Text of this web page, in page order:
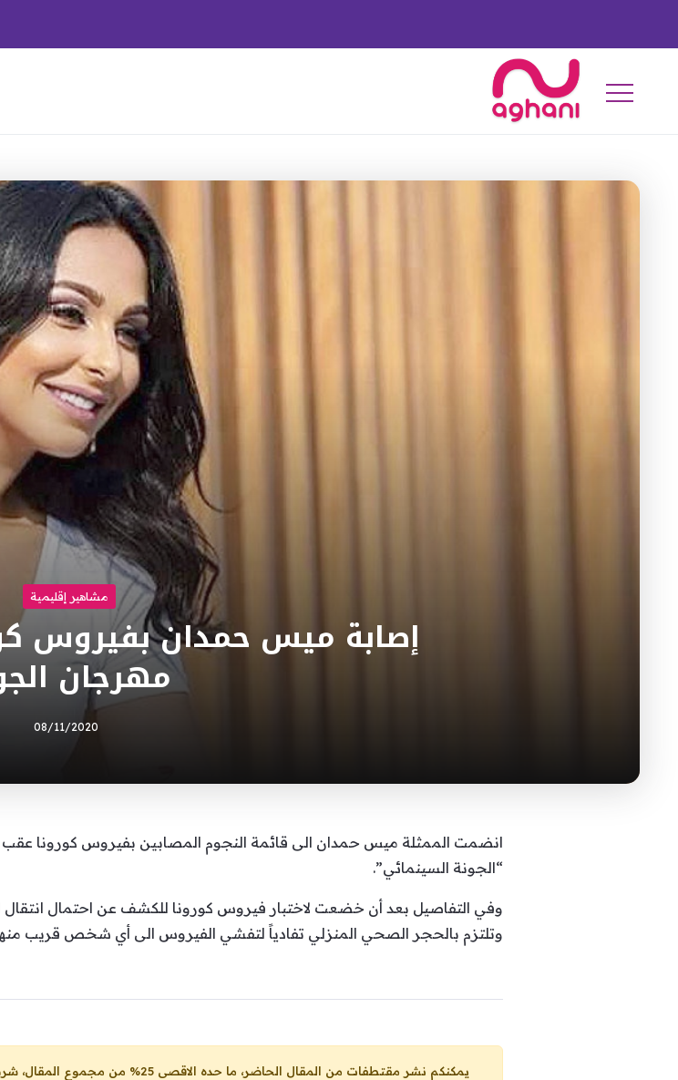
مشاهير إقليمية
إصابة ميس حمدان بفيروس
مهرجان
08/11/2020
انضمت الممثلة ميس حمدان الى قائمة النجوم المصابين بفيروس كورونا
“الجونة السينمائي”.
وفي التفاصيل بعد أن خضعت لاختبار فيروس كورونا للكشف عن احتمال انتقال
وتلتزم بالحجر الصحي المنزلي تفادياً لتفشي الفيروس الى أي شخص قريب
يمكنكم نشر مقتطفات من المقال الحاضر، ما حده الاقصى 25% من مجموع المقال، شرط: ذكر اسم المؤلف والناشر ووضع رابط